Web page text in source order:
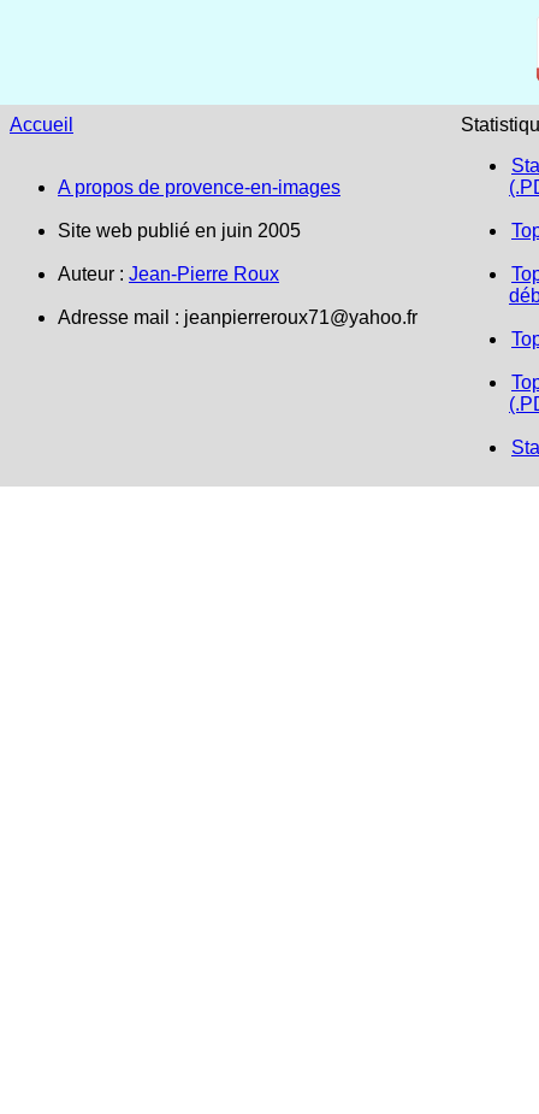
Accueil
A propos de provence-en-images
Site web publié en juin 2005
Auteur : Jean-Pierre Roux
Adresse mail : jeanpierreroux71@yahoo.fr